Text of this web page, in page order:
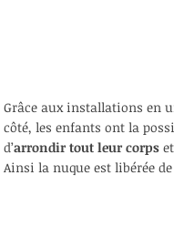
Grâce aux installations en
côté, les enfants ont la
d’arrondir tout leur corps et
Ainsi la nuque est libérée